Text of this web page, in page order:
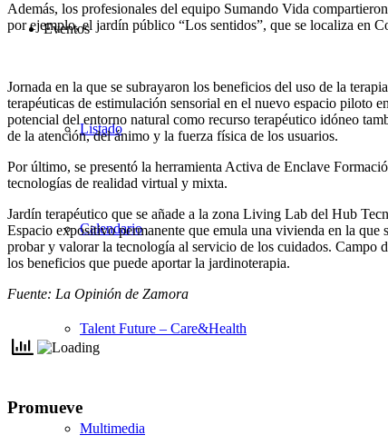
Eventos
Listado
Calendario
Talent Future – Care&Health
Multimedia
Además, los profesionales del equipo Sumando Vida
por ejemplo, el jardín público “Los sentidos”, que se localiza en
Jornada en la que se subrayaron los beneficios del uso de la
terapéuticas de estimulación sensorial en el nuevo espacio piloto
potencial del entorno natural como recurso terapéutico idóneo
de la atención, del ánimo y la fuerza física de los usuarios.
Por último, se presentó la herramienta Activa de Enclave
tecnologías de realidad virtual y mixta.
Jardín terapéutico que se añade a la zona Living Lab del Hub
Espacio expositivo permanente que emula una vivienda en la que
probar y valorar la tecnología al servicio de los cuidados. Campo
los beneficios que puede aportar la jardinoterapia.
Fuente: La Opinión de Zamora
Promueve